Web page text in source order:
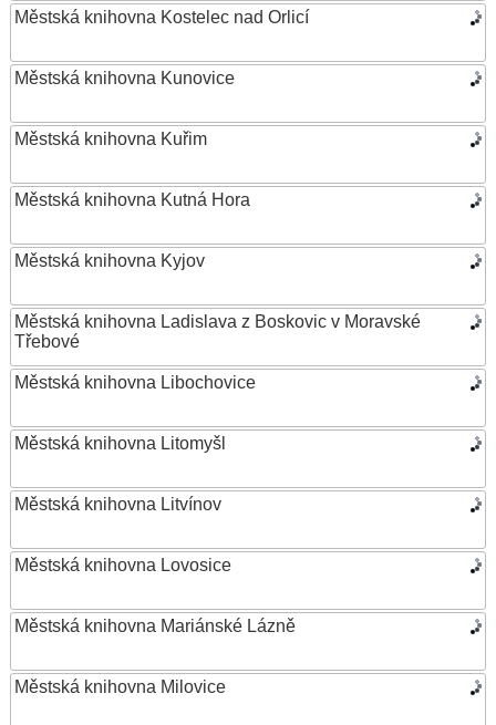
Městská knihovna Kostelec nad Orlicí
Městská knihovna Kunovice
Městská knihovna Kuřim
Městská knihovna Kutná Hora
Městská knihovna Kyjov
Městská knihovna Ladislava z Boskovic v Moravské
Třebové
Městská knihovna Libochovice
Městská knihovna Litomyšl
Městská knihovna Litvínov
Městská knihovna Lovosice
Městská knihovna Mariánské Lázně
Městská knihovna Milovice